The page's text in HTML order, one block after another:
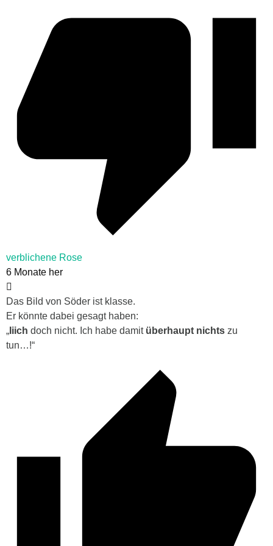
verblichene Rose
6 Monate her
Das Bild von Söder ist klasse.
Er könnte dabei gesagt haben:
„ Iiich doch nicht. Ich habe damit überhaupt nichts zu
tun…!“